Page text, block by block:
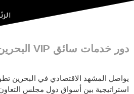
دور خدمات سائق VIP البحرين في كفاءة الأعمال
يواصل المشهد الاقتصادي في البحرين
استراتيجية بين أسواق دول مجلس